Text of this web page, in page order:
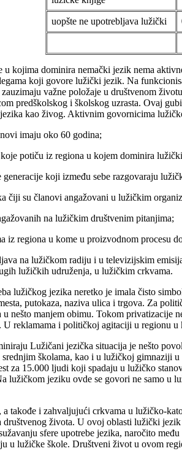
uopšte ne upotrebljava lužički
kojima dominira nemački jezik nema
koji govore lužički jezik. Na
važne položaje u društvenom
predškolskog i školskog uzrasta. Ovaj
kao živog. Aktivnim govornicima
imaju oko 60 godina;
potiču iz regiona u kojem dominira
koji između sebe razgovaraju
čiji su članovi angažovani u lužičkim
na lužičkim društvenim pitanjima;
iz regiona u kome u proizvodnom procesu
na lužičkom radiju i u televizijskim
lužičkih udruženja, u lužičkim crkvama.
lužičkog jezika neretko je imala čisto
putokaza, naziva ulica i trgova. Za
nešto manjem obimu. Tokom privatizacije
reklamama i političkoj agitaciji u regionu
Lužičani jezička situacija je nešto
školama, kao i u lužičkoj gimnaziji
za 15.000 ljudi koji spadaju u lužičko
lužičkom jeziku ovde se govori ne samo u
takođe i zahvaljujući crkvama u lužičko-
života. U ovoj oblasti lužički
sfere upotrebe jezika, naročito
u lužičke škole. Društveni život u ovom